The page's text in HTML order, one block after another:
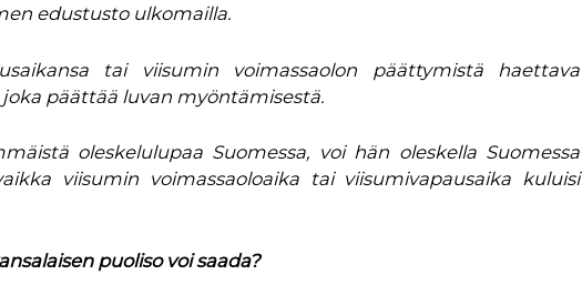
edustusto ulkomailla.
tai viisumin voimassaolon päättymistä haettava
päättää luvan myöntämisestä.
oleskelulupaa Suomessa, voi hän oleskella Suomessa
viisumin voimassaoloaika tai viisumivapausaika kuluisi
puoliso voi saada?